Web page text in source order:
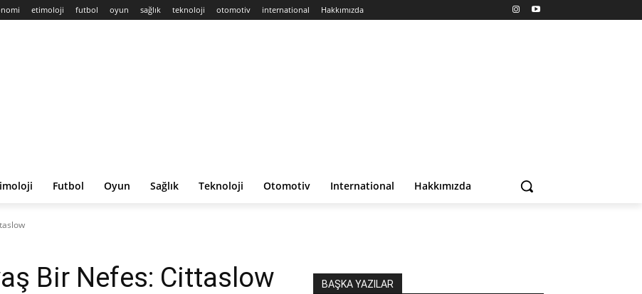
etimoloji futbol oyun sağlık teknoloji otomotiv international Hakkımızda
Futbol Oyun Sağlık Teknoloji Otomotiv International Hakkımızda
Bir Nefes: Cittaslow BAŞKA YAZILAR